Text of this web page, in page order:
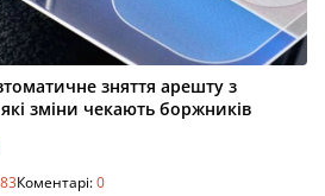
зняття арешту з
зміни чекають боржників
83Коментарі:0